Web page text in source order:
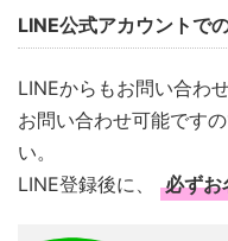
LINE公式アカウントで
LINEからもお問い合わ
お問い合わせ可能です
い。
LINE登録後に、
必ずお